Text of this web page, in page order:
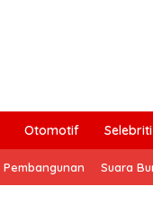
Otomotif Selebriti
Pembangunan Suara